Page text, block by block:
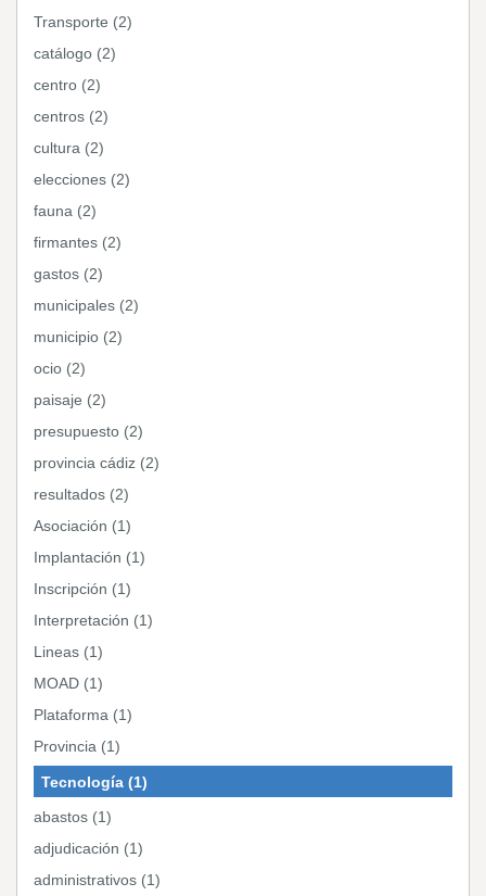
Transporte (2)
catálogo (2)
centro (2)
centros (2)
cultura (2)
elecciones (2)
fauna (2)
firmantes (2)
gastos (2)
municipales (2)
municipio (2)
ocio (2)
paisaje (2)
presupuesto (2)
provincia cádiz (2)
resultados (2)
Asociación (1)
Implantación (1)
Inscripción (1)
Interpretación (1)
Lineas (1)
MOAD (1)
Plataforma (1)
Provincia (1)
Tecnología (1)
abastos (1)
adjudicación (1)
administrativos (1)